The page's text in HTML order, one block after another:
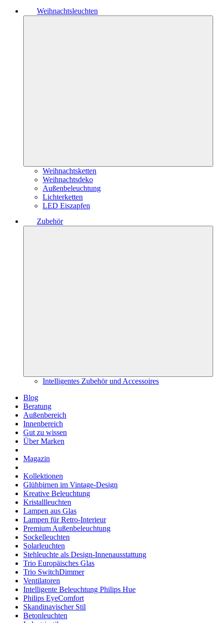
Weihnachtsleuchten
Weihnachtsketten
Weihnachtsdeko
Außenbeleuchtung
Lichterketten
LED Eiszapfen
Zubehör
Intelligentes Zubehör und Accessoires
Blog
Beratung
Außenbereich
Innenbereich
Gut zu wissen
Über Marken
Magazin
Kollektionen
Glühbirnen im Vintage-Design
Kreative Beleuchtung
Kristallleuchten
Lampen aus Glas
Lampen für Retro-Interieur
Premium Außenbeleuchtung
Sockelleuchten
Solarleuchten
Stehleuchte als Design-Innenausstattung
Trio Europäisches Glas
Trio SwitchDimmer
Ventilatoren
Intelligente Beleuchtung Philips Hue
Philips EyeComfort
Skandinavischer Stil
Betonleuchten